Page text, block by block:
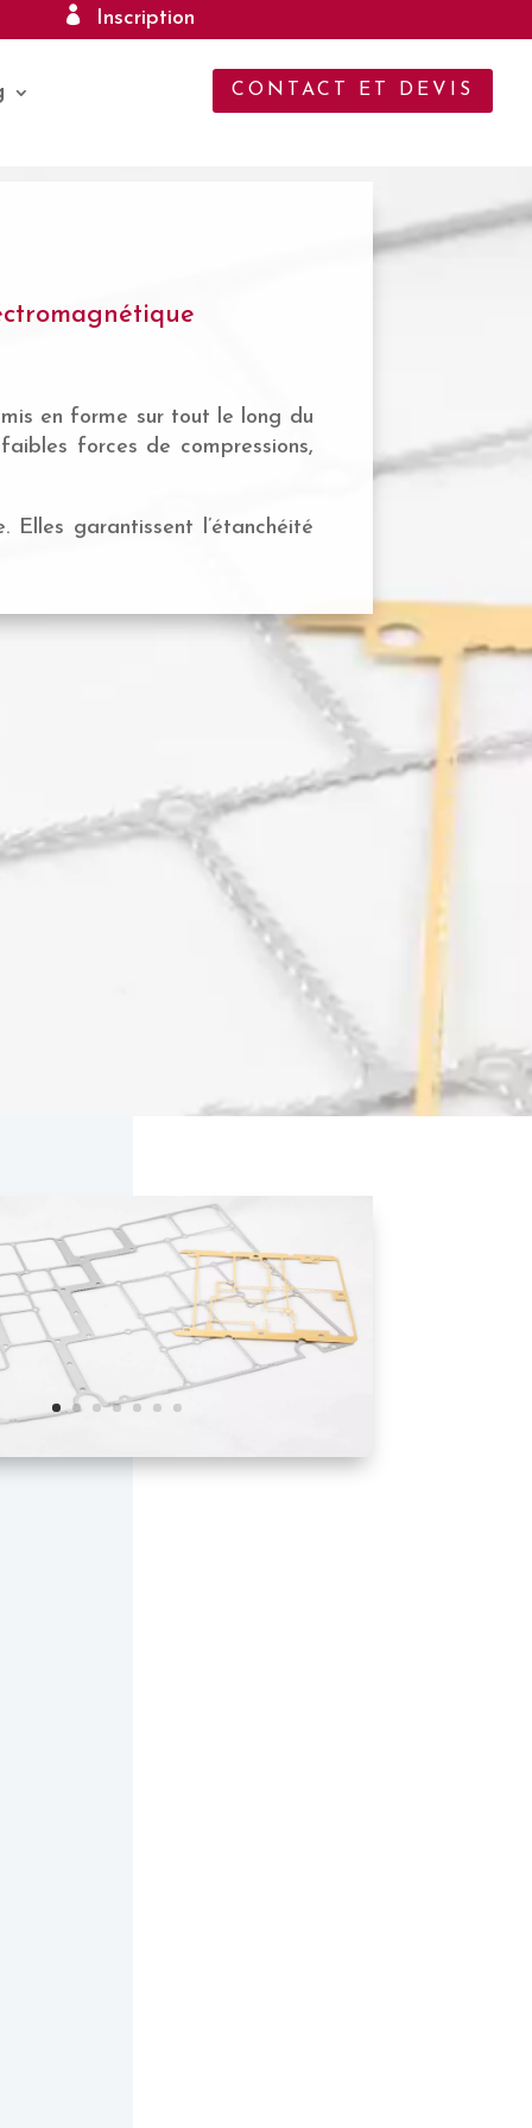
Inscription
CONTACT ET DEVIS
en forme sur tout le long du
forces de compressions,
garantissent l’étanchéité